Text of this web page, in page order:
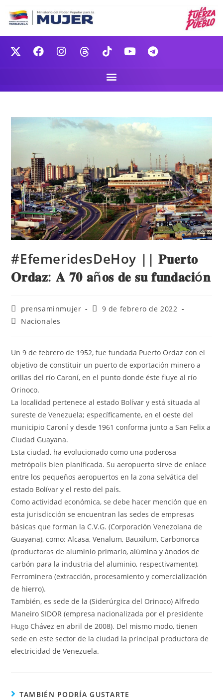
#EfemeridesDeHoy || 𝐏𝐮𝐞𝐫𝐭𝐨
𝐎𝐫𝐝𝐚𝐳: 𝐀 𝟕𝟎 𝐚ñ𝐨𝐬 𝐝𝐞 𝐬𝐮 𝐟𝐮𝐧𝐝𝐚𝐜𝐢ó𝐧
prensaminmujer
9 de febrero de 2022
Nacionales
Un 9 de febrero de 1952, fue fundada Puerto Ordaz con el
objetivo de constituir un puerto de exportación minero a
orillas del río Caroní, en el punto donde éste fluye al río
Orinoco.
La localidad pertenece al estado Bolívar y está situada al
sureste de Venezuela; específicamente, en el oeste del
municipio Caroní y desde 1961 conforma junto a San Felix a
Ciudad Guayana.
Esta ciudad, ha evolucionado como una poderosa
metrópolis bien planificada. Su aeropuerto sirve de enlace
entre los pequeños aeropuertos en la zona selvática del
estado Bolívar y el resto del país.
Como actividad económica, se debe hacer mención que en
esta jurisdicción se encuentran las sedes de empresas
básicas que forman la C.V.G. (Corporación Venezolana de
Guayana), como: Alcasa, Venalum, Bauxilum, Carbonorca
(productoras de aluminio primario, alúmina y ánodos de
carbón para la industria del aluminio, respectivamente),
Ferrominera (extracción, procesamiento y comercialización
de hierro).
También, es sede de la (Siderúrgica del Orinoco) Alfredo
Maneiro SIDOR (empresa nacionalizada por el presidente
Hugo Chávez en abril de 2008). Del mismo modo, tienen
sede en este sector de la ciudad la principal productora de
electricidad de Venezuela.
TAMBIÉN PODRÍA GUSTARTE